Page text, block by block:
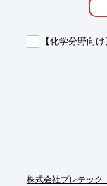
・反応液からの不
・製品の品質向上
【化学分野向
株式会社プレテッ